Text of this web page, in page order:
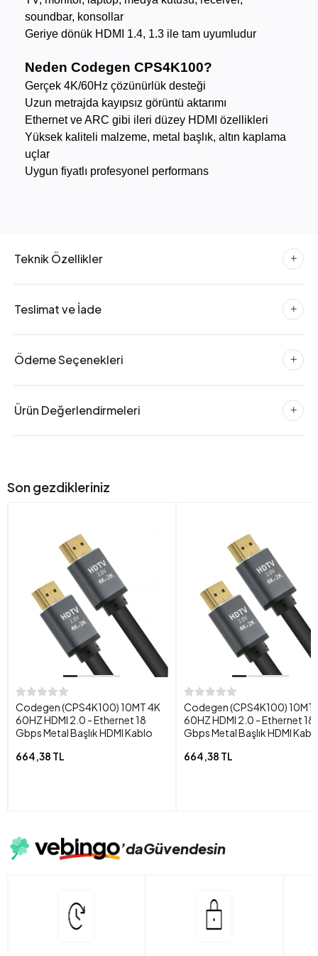
soundbar, konsollar
Geriye dönük HDMI 1.4, 1.3 ile tam uyumludur
Neden Codegen CPS4K100?
Gerçek 4K/60Hz çözünürlük desteği
Uzun metrajda kayıpsız görüntü aktarımı
Ethernet ve ARC gibi ileri düzey HDMI özellikleri
Yüksek kaliteli malzeme, metal başlık, altın kaplama
uçlar
Uygun fiyatlı profesyonel performans
Teknik Özellikler
Teslimat ve İade
Ödeme Seçenekleri
Ürün Değerlendirmeleri
Son gezdikleriniz
Codegen (CPS4K100) 10MT 4K
60HZ HDMI 2.0 - Ethernet 18
Gbps Metal Başlık HDMI Kablo
664,38 TL
Codegen (CPS4K100) 10MT
60HZ HDMI 2.0 - Ethernet 18
Gbps Metal Başlık HDMI
664,38 TL
’daGüvendesin